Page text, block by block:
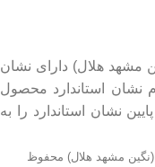
هلال) دارای نشان
نشان استاندارد محصول
شده در پایین نشان استاندارد را به
مشهد هلال) محفوظ